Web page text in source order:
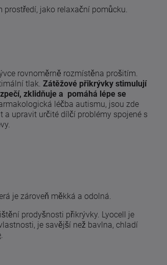
jako relaxační pomůcku.
rovnoměrně rozmístěna prošitím.
tlak. Zátěžové přikrývky stimulují
zklidňuje a pomáhá lépe se
léčba autismu, jsou zde
upravit určité dílčí problémy spojené s
je zároveň měkká a odolná.
prodyšnosti přikrývky. Lyocell je
je savější než bavlna, chladí
.